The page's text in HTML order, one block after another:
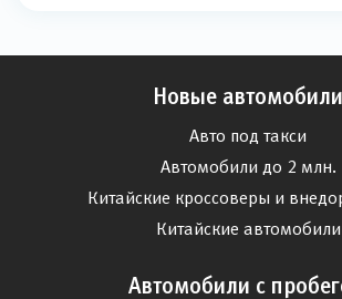
Новые автомобили
Авто под такси
Автомобили до 2 млн.
Китайские кроссоверы и
Китайские автомобили
Автомобили с